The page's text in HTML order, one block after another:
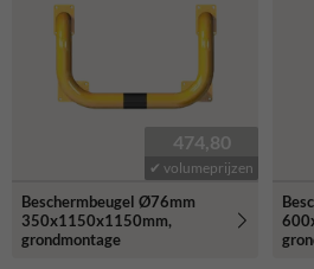
474,80
✔ volumeprijzen
Beschermbeugel Ø76mm
350x1150x1150mm,
grondmontage